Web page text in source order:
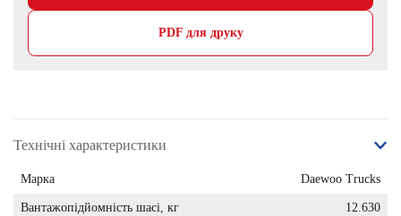
PDF для друку
Технічні характеристики
Марка Daewoo Trucks
Вантажопідйомність шасі, кг 12.630